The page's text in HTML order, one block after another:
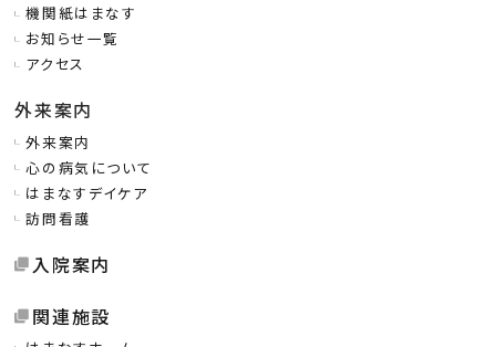
機関紙はまなす
お知らせ一覧
アクセス
外来案内
外来案内
心の病気について
はまなすデイケア
訪問看護
入院案内
関連施設